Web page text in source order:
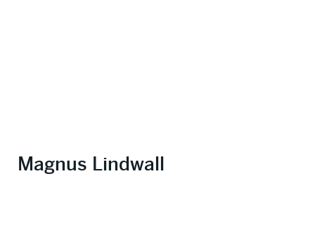
Magnus Lindwall